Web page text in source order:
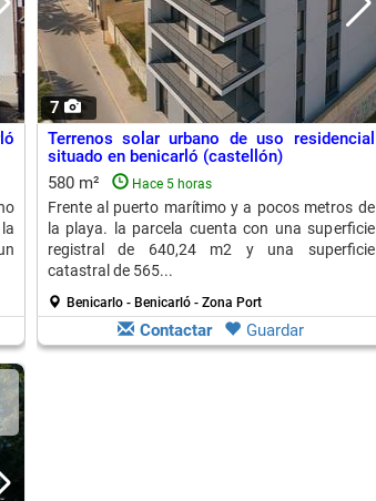
7
Terrenos solar urbano de uso residencial
situado en benicarló (castellón)
580 m²
Hace 5 horas
Frente al puerto marítimo y a pocos metros de
la playa. la parcela cuenta con una superficie
registral de 640,24 m2 y una superficie
catastral de 565...
Benicarlo - Benicarló - Zona Port
Contactar Guardar